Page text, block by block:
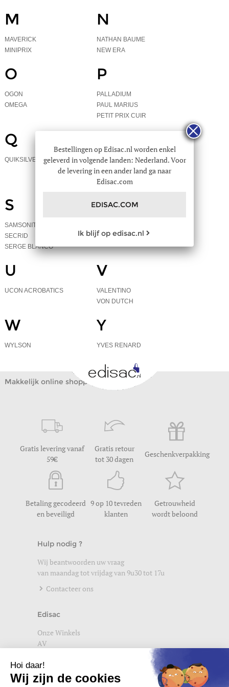
M
MAVERICK
MINIPRIX
N
NATHAN BAUME
NEW ERA
O
OGON
OMEGA
P
PALLADIUM
PAUL MARIUS
PETIT PRIX CUIR
Q
QUIKSILVER
RAINS
REDSKINS
RIVEDROITE
S
SAMSONITE
SECRID
SERGE BLANCO
T
TRAVEL Exclusief !
U
UCON ACROBATICS
V
VALENTINO
VON DUTCH
W
WYLSON
Y
YVES RENARD
Makkelijk online shoppen
Gratis levering vanaf
59
Gratis retour
tot 30 dagen
Geschenkverpakking
Betaling gecodeerd
en beveiligd
9 op 10 tevreden
klanten
Getrouwheid
wordt beloond
Hulp nodig ?
Wij beantwoorden uw vraag
van maandag tot vrijdag van 9u30 tot 17u
Contacteer ons
Edisac
Onze Winkels
AV
Wettelijke vermeldingen
Privacybeleid
Bestellingen op Edisac.nl worden enkel
geleverd in volgende landen: Nederland. Voor
de levering in een ander land ga naar
Edisac.com
EDISAC.COM
Ik blijf op edisac.nl